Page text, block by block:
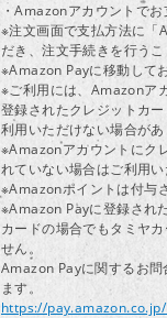
・Amazonアカウントで
※注文画面で支払方法に「
だき、注文手続きを行う
※Amazon Payに移動して
※ご利用には、Amazonア
登録されたクレジットカ
利用いただけない場合があ
※Amazonアカウントにク
れていない場合はご利用い
※Amazonポイントは付与
※Amazon Payに登録され
カードの場合でもタミヤ
せん。
Amazon Payに関するお問
ます。
https://